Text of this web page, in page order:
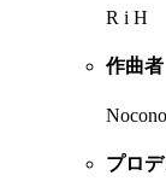
R i H
作曲者
プロ